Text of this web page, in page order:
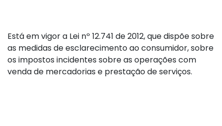
Está em vigor a Lei nº 12.741 de 2012, que dispõe sobre
as medidas de esclarecimento ao consumidor, sobre
os impostos incidentes sobre as operações com
venda de mercadorias e prestação de serviços.